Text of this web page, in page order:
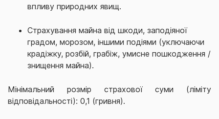
впливу природних явищ.
Страхування майна від шкоди, заподіяної
градом, морозом, іншими подіями (уключаючи
крадіжку, розбій, грабіж, умисне пошкодження /
знищення майна).
Мінімальний розмір страхової суми (ліміту
відповідальності): 0,1 (гривня).